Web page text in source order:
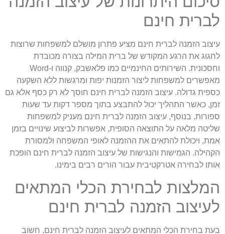
חינם
הזמנה לברית חינם מציע פתרון מושלם למשפחות שרוצות
את הרגע המקודש של ברית המילה בצורה מכובדת
וחסכונית. השירותים החינמיים כמו פלאשבק, קנווה ו-Word
למשפחות ליצור הזמנות יפות ומרגשות ללא השקעה
גדולה. עיצוב הזמנה לברית חינם חוסך לא רק כסף אלא גם
כאשר התהליך יכול להתבצע בתוך מספר דקות עד שעות
בנוסף, עיצוב הזמנה לברית חינם מעניק למשפחות
מלאה על התוצאה הסופית, אפשרות לביצוע שינויים בזמן
ויכולת להתאים את ההזמנה לאופי המשפחה ולמסורת
הגמישות והנגישות של עיצוב הזמנה לברית חינם הופכת
לבחירה אטרקטיבית עבור הורים רבים בימינו.
לבחירת הכלי המתאים
הזמנה לברית חינם
בחירת הכלי המתאים לעיצוב הזמנה לברית חינם, חשוב